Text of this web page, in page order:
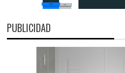
PUBLICIDAD